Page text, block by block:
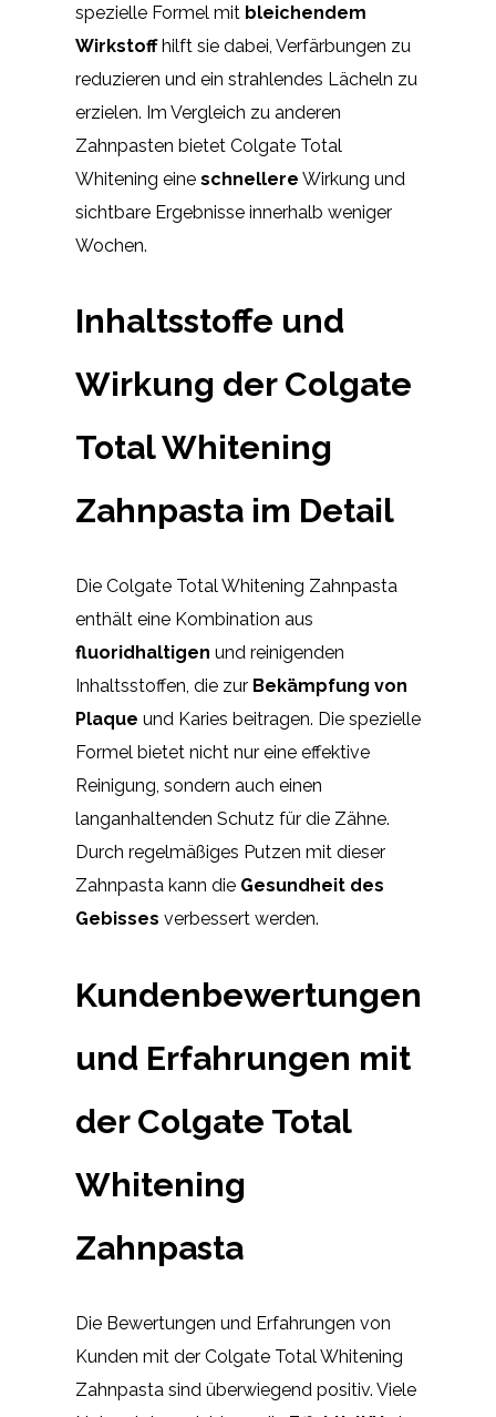
spezielle Formel mit bleichendem
Wirkstoffhilft sie dabei, Verfärbungen zu
reduzieren und ein strahlendes Lächeln zu
erzielen. Im Vergleich zu anderen
Zahnpasten bietet Colgate Total
Whitening eine schnellere Wirkung und
sichtbare Ergebnisse innerhalb weniger
Wochen.
Inhaltsstoffe und
Wirkung der Colgate
Total Whitening
Zahnpasta im Detail
Die Colgate Total Whitening Zahnpasta
enthält eine Kombination aus
fluoridhaltigen und reinigenden
Inhaltsstoffen, die zur Bekämpfung von
Plaque und Karies beitragen. Die spezielle
Formel bietet nicht nur eine effektive
Reinigung, sondern auch einen
langanhaltenden Schutz für die Zähne.
Durch regelmäßiges Putzen mit dieser
Zahnpasta kann die Gesundheit des
Gebisses verbessert werden.
Kundenbewertungen
und Erfahrungen mit
der Colgate Total
Whitening
Zahnpasta
Die Bewertungen und Erfahrungen von
Kunden mit der Colgate Total Whitening
Zahnpasta sind überwiegend positiv. Viele